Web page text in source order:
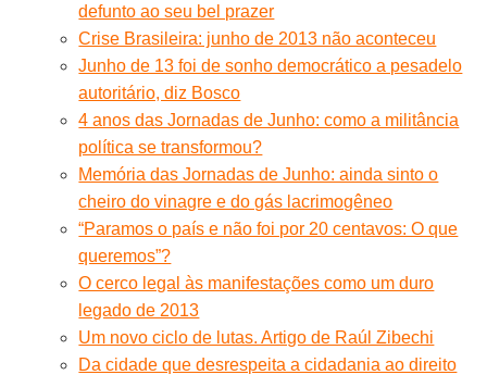
defunto ao seu bel prazer
Crise Brasileira: junho de 2013 não aconteceu
Junho de 13 foi de sonho democrático a pesadelo
autoritário, diz Bosco
4 anos das Jornadas de Junho: como a militância
política se transformou?
Memória das Jornadas de Junho: ainda sinto o
cheiro do vinagre e do gás lacrimogêneo
“Paramos o país e não foi por 20 centavos: O que
queremos”?
O cerco legal às manifestações como um duro
legado de 2013
Um novo ciclo de lutas. Artigo de Raúl Zibechi
Da cidade que desrespeita a cidadania ao direito